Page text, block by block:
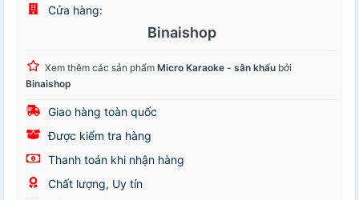
Cửa hàng:
Binaishop
Xem thêm các sản phẩm Micro Karaoke - sân khấu bởi
Binaishop
Giao hàng toàn quốc
Được kiểm tra hàng
Thanh toán khi nhận hàng
Chất lượng, Uy tín